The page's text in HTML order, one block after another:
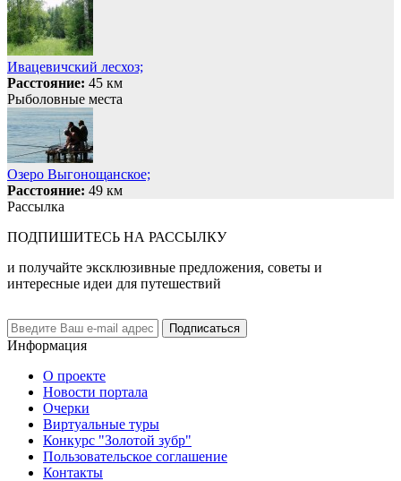
Ивацевичский лесхоз;
Расстояние: 45 км
Рыболовные места
Озеро Выгонощанское;
Расстояние: 49 км
Рассылка
ПОДПИШИТЕСЬ НА РАССЫЛКУ
и получайте эксклюзивные предложения, советы и
интересные идеи для путешествий
Подписаться
Информация
О проекте
Новости портала
Очерки
Виртуальные туры
Конкурс "Золотой зубр"
Пользовательское соглашение
Контакты